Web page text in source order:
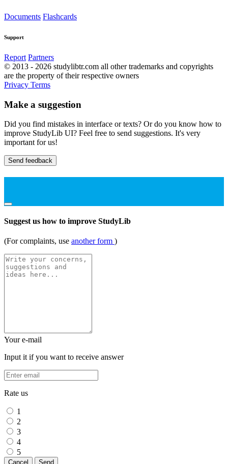
Documents Flashcards
Support
Report Partners
© 2013 - 2026 studylibtr.com all other trademarks and copyrights
are the property of their respective owners
Privacy Terms
Make a suggestion
Did you find mistakes in interface or texts? Or do you know how to
improve StudyLib UI? Feel free to send suggestions. It's very
important for us!
Send feedback
Suggest us how to improve StudyLib
(For complaints, use another form )
Your e-mail
Input it if you want to receive answer
Rate us
1
2
3
4
5
Cancel Send